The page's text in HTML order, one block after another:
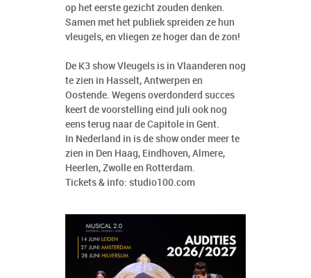
op het eerste gezicht zouden denken.
Samen met het publiek spreiden ze hun
vleugels, en vliegen ze hoger dan de zon!
De K3 show Vleugels is in Vlaanderen nog
te zien in Hasselt, Antwerpen en
Oostende. Wegens overdonderd succes
keert de voorstelling eind juli ook nog
eens terug naar de Capitole in Gent.
In Nederland in is de show onder meer te
zien in Den Haag, Eindhoven, Almere,
Heerlen, Zwolle en Rotterdam.
Tickets & info: studio100.com